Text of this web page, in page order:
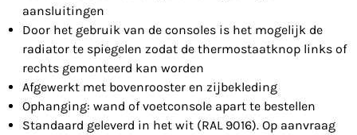
aansluitingen
Door het gebruik van de consoles is het mogelijk de
radiator te spiegelen zodat de thermostaatknop links of
rechts gemonteerd kan worden
Afgewerkt met bovenrooster en zijbekleding
Ophanging: wand of voetconsole apart te bestellen
Standaard geleverd in het wit (RAL 9016). Op aanvraag